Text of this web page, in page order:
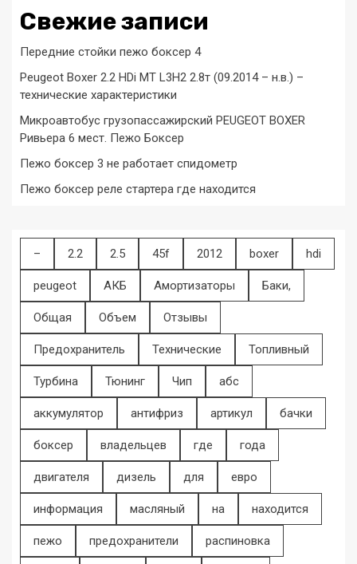
Свежие записи
Передние стойки пежо боксер 4
Peugeot Boxer 2.2 HDi MT L3H2 2.8т (09.2014 – н.в.) –
технические характеристики
Микроавтобус грузопассажирский PEUGEOT BOXER
Ривьера 6 мест. Пежо Боксер
Пежо боксер 3 не работает спидометр
Пежо боксер реле стартера где находится
– 2.2 2.5 45f 2012 boxer hdi
peugeot АКБ Амортизаторы Баки,
Общая Объем Отзывы
Предохранитель Технические Топливный
Турбина Тюнинг Чип абс
аккумулятор антифриз артикул бачки
боксер владельцев где года
двигателя дизель для евро
информация масляный на находится
пежо предохранители распиновка